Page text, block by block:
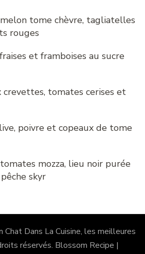
tome chèvre, tagliatelles
rouges
et framboises au sucre
tomates cerises et
poivre et copeaux de tome
mozza, lieu noir purée
skyr
Chat Dans La Cuisine, les meilleures
réservés. Blossom Recipe |